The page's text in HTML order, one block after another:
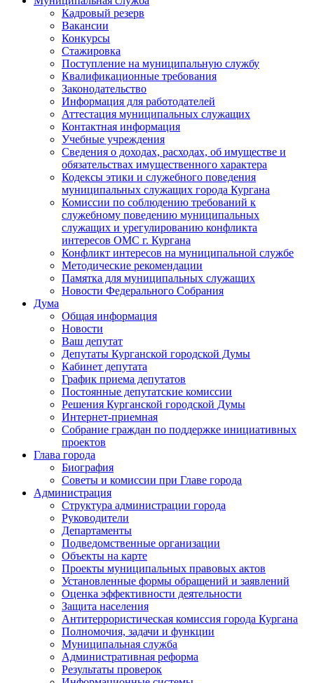
Кадровый резерв
Вакансии
Конкурсы
Стажировка
Поступление на муниципальную службу
Квалификационные требования
Законодательство
Информация для работодателей
Аттестация муниципальных служащих
Контактная информация
Учебные учреждения
Сведения о доходах, расходах, об имуществе и
обязательствах имущественного характера
Кодексы этики и служебного поведения
муниципальных служащих города Кургана
Комиссии по соблюдению требований к
служебному поведению муниципальных
служащих и урегулированию конфликта
интересов ОМС г. Кургана
Конфликт интересов на муниципальной службе
Методические рекомендации
Памятка для муниципальных служащих
Новости Федерального Cобрания
Дума
Общая информация
Новости
Ваш депутат
Депутаты Курганской городской Думы
Кабинет депутата
График приема депутатов
Постоянные депутатские комиссии
Решения Курганской городской Думы
Интернет-приемная
Собрание граждан по поддержке инициативных
проектов
Глава города
Биография
Советы и комиссии при Главе города
Администрация
Структура администрации города
Руководители
Департаменты
Подведомственные организации
Объекты на карте
Проекты муниципальных правовых актов
Установленные формы обращений и заявлений
Оценка эффективности деятельности
Защита населения
Антитеррористическая комиссия города Кургана
Полномочия, задачи и функции
Муниципальная служба
Административная реформа
Результаты проверок